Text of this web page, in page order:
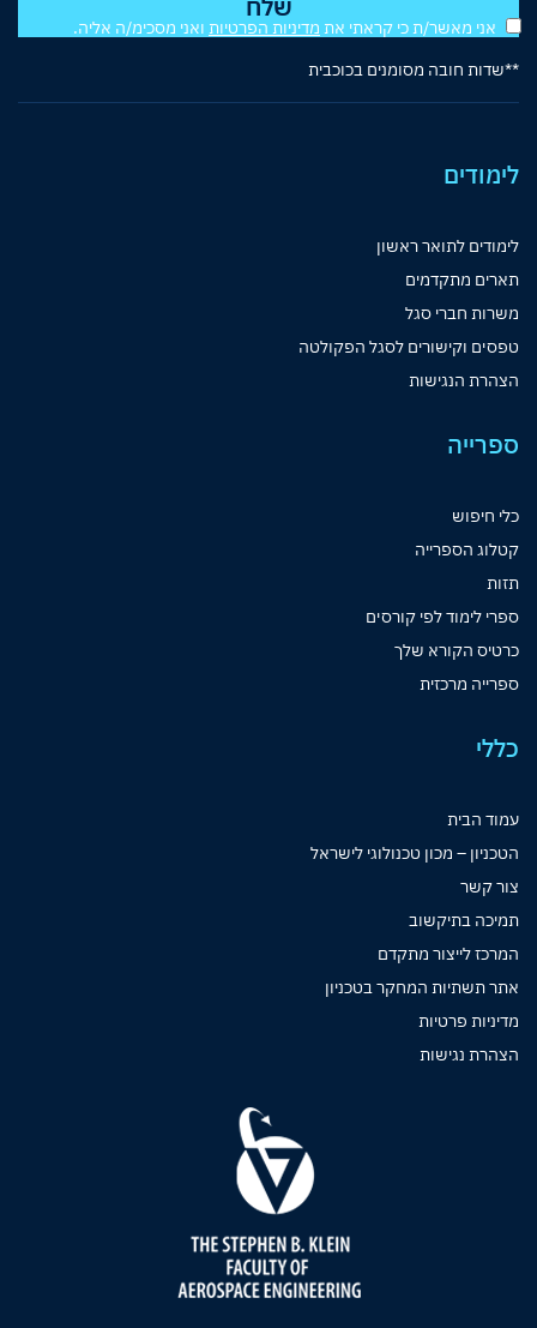
אני מאשר/ת כי קראתי את מדיניות הפרטיות
ואני מסכימ/ה אליה.
**שדות חובה מסומנים בכוכבית
לימודים
לימודים לתואר ראשון
תארים מתקדמים
משרות חברי סגל
טפסים וקישורים לסגל הפקולטה
הצהרת הנגישות
ספרייה
כלי חיפוש
קטלוג הספרייה
תזות
ספרי לימוד לפי קורסים
כרטיס הקורא שלך
ספרייה מרכזית
כללי
עמוד הבית
הטכניון – מכון טכנולוגי לישראל
צור קשר
תמיכה בתיקשוב
המרכז לייצור מתקדם
אתר תשתיות המחקר בטכניון
מדיניות פרטיות
הצהרת נגישות